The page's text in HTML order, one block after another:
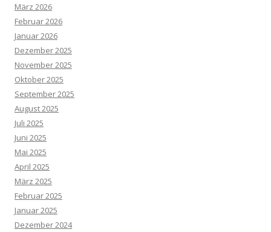
März 2026
Februar 2026
Januar 2026
Dezember 2025
November 2025
Oktober 2025
September 2025
August 2025
Juli 2025
Juni 2025
Mai 2025
April 2025
März 2025
Februar 2025
Januar 2025
Dezember 2024